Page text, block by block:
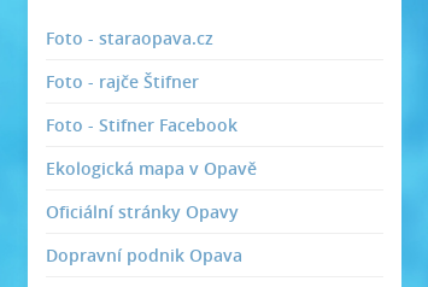
Foto - staraopava.cz
Foto - rajče Štifner
Foto - Stifner Facebook
Ekologická mapa v Opavě
Oficiální stránky Opavy
Dopravní podnik Opava